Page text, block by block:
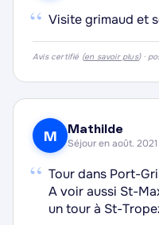
·
·
“ Visite grimaud et
Avis certifié (en savoir plus) ·
M Mathilde
Séjour en août. 2021
“ Tour dans Port-
A voir aussi St-
un tour à St-